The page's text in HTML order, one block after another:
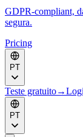
GDPR-compliant,
segura.
Pricing
PT
Teste gratuito→
PT